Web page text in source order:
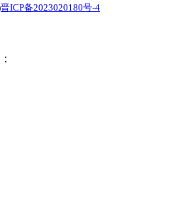
晋ICP备2023020180号-4